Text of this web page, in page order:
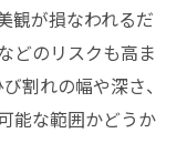
観が損なわれるだ
どのリスクも高ま
割れの幅や深さ、
能な範囲かどうか